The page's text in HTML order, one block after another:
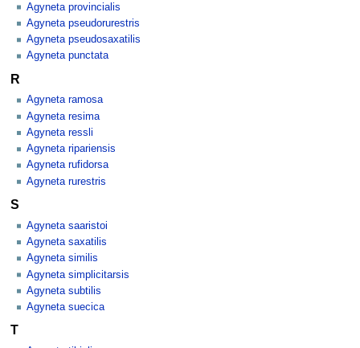
Agyneta provincialis
Agyneta pseudorurestris
Agyneta pseudosaxatilis
Agyneta punctata
R
Agyneta ramosa
Agyneta resima
Agyneta ressli
Agyneta ripariensis
Agyneta rufidorsa
Agyneta rurestris
S
Agyneta saaristoi
Agyneta saxatilis
Agyneta similis
Agyneta simplicitarsis
Agyneta subtilis
Agyneta suecica
T